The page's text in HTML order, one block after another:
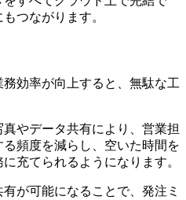
つながります。
効率が向上すると、無駄な工
やデータ共有により、営業担
頻度を減らし、空いた時間を
充てられるようになります。
が可能になることで、発注ミ